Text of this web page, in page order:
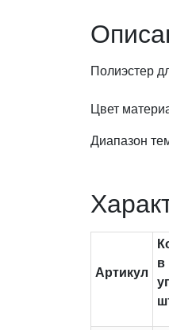
Полиэстер
Цвет
Диапазон
Артикул
в